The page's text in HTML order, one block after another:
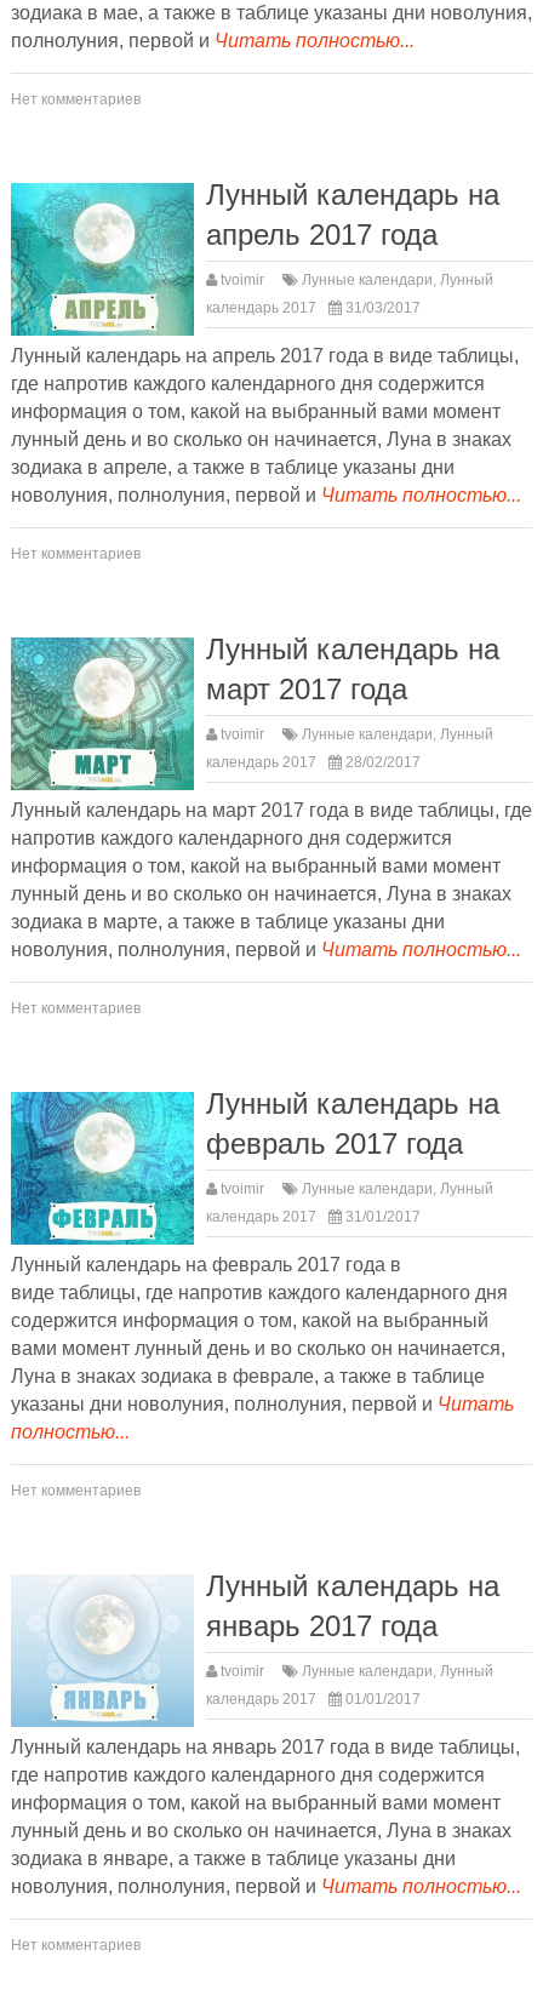
зодиака в мае, а также в таблице указаны дни новолуния,
полнолуния, первой и Читать полностью...
Нет комментариев
Лунный календарь на
апрель 2017 года
tvoimir Лунные календари,Лунный
календарь 2017
31/03/2017
Лунный календарь на апрель 2017 года в виде таблицы,
где напротив каждого календарного дня содержится
информация о том, какой на выбранный вами момент
лунный день и во сколько он начинается, Луна в знаках
зодиака в апреле, а также в таблице указаны дни
новолуния, полнолуния, первой и Читать полностью...
Нет комментариев
Лунный календарь на
март 2017 года
tvoimir Лунные календари,Лунный
календарь 2017
28/02/2017
Лунный календарь на март 2017 года в виде таблицы, где
напротив каждого календарного дня содержится
информация о том, какой на выбранный вами момент
лунный день и во сколько он начинается, Луна в знаках
зодиака в марте, а также в таблице указаны дни
новолуния, полнолуния, первой и Читать полностью...
Нет комментариев
Лунный календарь на
февраль 2017 года
tvoimir Лунные календари,Лунный
календарь 2017
31/01/2017
Лунный календарь на февраль 2017 года в
виде таблицы, где напротив каждого календарного дня
содержится информация о том, какой на выбранный
вами момент лунный день и во сколько он начинается,
Луна в знаках зодиака в феврале, а также в таблице
указаны дни новолуния, полнолуния, первой и Читать
полностью...
Нет комментариев
Лунный календарь на
январь 2017 года
tvoimir Лунные календари,Лунный
календарь 2017
01/01/2017
Лунный календарь на январь 2017 года в виде таблицы,
где напротив каждого календарного дня содержится
информация о том, какой на выбранный вами момент
лунный день и во сколько он начинается, Луна в знаках
зодиака в январе, а также в таблице указаны дни
новолуния, полнолуния, первой и Читать полностью...
Нет комментариев